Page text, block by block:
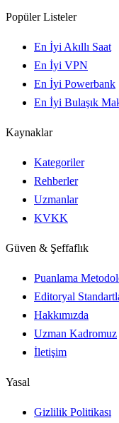
Popüler Listeler
En İyi Akıllı Saat
En İyi VPN
En İyi Powerbank
En İyi Bulaşık
Kaynaklar
Kategoriler
Rehberler
Uzmanlar
KVKK
Güven & Şeffaflık
Puanlama
Editoryal
Hakkımızda
Uzman Kadromuz
İletişim
Yasal
Gizlilik Politikası